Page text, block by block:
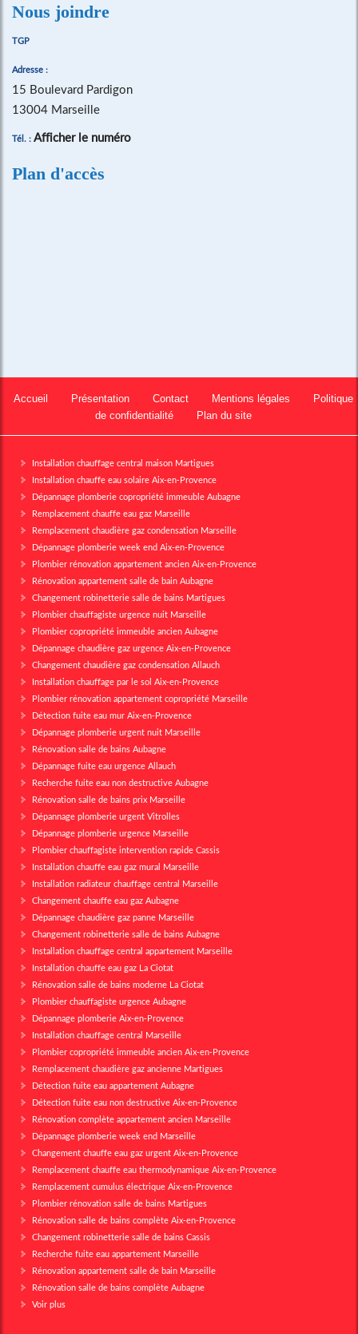
Nous joindre
TGP
Adresse :
15 Boulevard Pardigon
13004 Marseille
Tél. : Afficher le numéro
Plan d'accès
Accueil Présentation Contact Mentions légales
Politique
de confidentialité
Plan du site
Installation chauffage central maison Martigues
Installation chauffe eau solaire Aix-en-Provence
Dépannage plomberie copropriété immeuble Aubagne
Remplacement chauffe eau gaz Marseille
Remplacement chaudière gaz condensation Marseille
Dépannage plomberie week end Aix-en-Provence
Plombier rénovation appartement ancien Aix-en-Provence
Rénovation appartement salle de bain Aubagne
Changement robinetterie salle de bains Martigues
Plombier chauffagiste urgence nuit Marseille
Plombier copropriété immeuble ancien Aubagne
Dépannage chaudière gaz urgence Aix-en-Provence
Changement chaudière gaz condensation Allauch
Installation chauffage par le sol Aix-en-Provence
Plombier rénovation appartement copropriété Marseille
Détection fuite eau mur Aix-en-Provence
Dépannage plomberie urgent nuit Marseille
Rénovation salle de bains Aubagne
Dépannage fuite eau urgence Allauch
Recherche fuite eau non destructive Aubagne
Rénovation salle de bains prix Marseille
Dépannage plomberie urgent Vitrolles
Dépannage plomberie urgence Marseille
Plombier chauffagiste intervention rapide Cassis
Installation chauffe eau gaz mural Marseille
Installation radiateur chauffage central Marseille
Changement chauffe eau gaz Aubagne
Dépannage chaudière gaz panne Marseille
Changement robinetterie salle de bains Aubagne
Installation chauffage central appartement Marseille
Installation chauffe eau gaz La Ciotat
Rénovation salle de bains moderne La Ciotat
Plombier chauffagiste urgence Aubagne
Dépannage plomberie Aix-en-Provence
Installation chauffage central Marseille
Plombier copropriété immeuble ancien Aix-en-Provence
Remplacement chaudière gaz ancienne Martigues
Détection fuite eau appartement Aubagne
Détection fuite eau non destructive Aix-en-Provence
Rénovation complète appartement ancien Marseille
Dépannage plomberie week end Marseille
Changement chauffe eau gaz urgent Aix-en-Provence
Remplacement chauffe eau thermodynamique Aix-en-Provence
Remplacement cumulus électrique Aix-en-Provence
Plombier rénovation salle de bains Martigues
Rénovation salle de bains complète Aix-en-Provence
Changement robinetterie salle de bains Cassis
Recherche fuite eau appartement Marseille
Rénovation appartement salle de bain Marseille
Rénovation salle de bains complète Aubagne
Voir plus